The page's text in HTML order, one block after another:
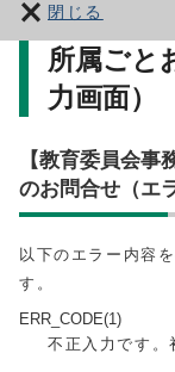
閉じる
所属ごと
力画面）
【教育委員会
のお問合せ（エ
以下のエラー内容
す。
ERR_CODE(1)
不正入力です。